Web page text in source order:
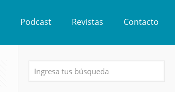
Podcast Revistas Contacto